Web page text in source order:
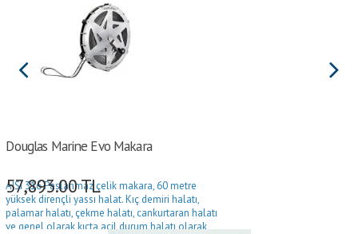
Douglas Marine Evo Makara
AISI 316 Paslanmaz çelik makara, 60 metre
yüksek dirençli yassı halat. Kıç demiri halatı,
palamar halatı, çekme halatı, cankurtaran halatı
ve genel olarak kıçta acil durum halatı olarak
57,893.00TL